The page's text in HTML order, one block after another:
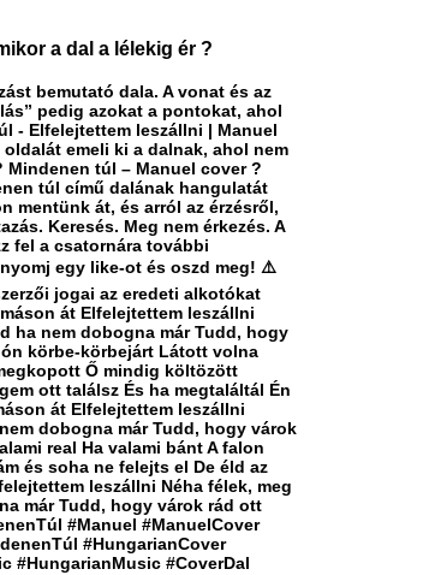
a dal a lélekig ér ?
bemutató dala. A vonat és az
pedig azokat a pontokat, ahol
- Elfelejtettem leszállni | Manuel
emeli ki a dalnak, ahol nem
Mindenen túl – Manuel cover ?
túl című dalának hangulatát
mentünk át, és arról az érzésről,
Keresés. Meg nem érkezés. A
fel a csatornára további
egy like-ot és oszd meg! ⚠️
jogai az eredeti alkotókat
át Elfelejtettem leszállni
ha nem dobogna már Tudd, hogy
körbe-körbejárt Látott volna
Ő mindig költözött
ott találsz És ha megtaláltál Én
át Elfelejtettem leszállni
dobogna már Tudd, hogy várok
real Ha valami bánt A falon
és soha ne felejts el De éld az
leszállni Néha félek, meg
már Tudd, hogy várok rád ott
#Manuel #ManuelCover
#HungarianCover
#HungarianMusic #CoverDal